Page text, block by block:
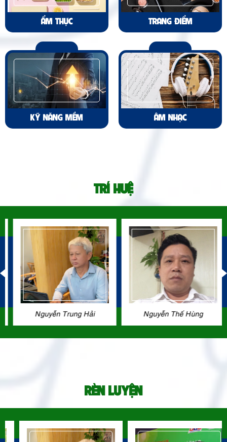
ẨM THỰC TRANG ĐIỂM
KỸ NĂNG MỀM ÂM NHẠC
TRÍ HUỆ
Nguyễn Trung Hải Nguyễn Thế Hùng
RÈN LUYỆN